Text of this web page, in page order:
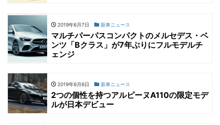
2019年6月7日 新車ニュース
マルチパーパスコンパクトのメルセデス・ベ
ンツ「Bクラス」が7年ぶりにフルモデルチ
ェンジ
2019年6月6日 新車ニュース
2つの個性を持つアルピーヌA110の限定モデ
ルが日本デビュー